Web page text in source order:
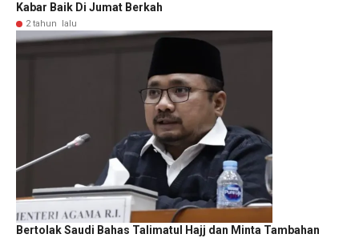
Kabar Baik Di Jumat Berkah
2 tahun lalu
Bertolak Saudi Bahas Talimatul Hajj dan Minta Tambahan